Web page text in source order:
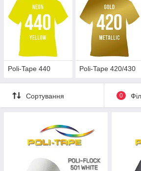
Poli-Tape 440 Poli-Tape 420/430
Сортування 0